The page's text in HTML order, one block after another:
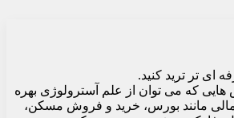
ای تر ترید کنید.
که می توان از علم آسترولوژی بهره
مالی مانند بورس، خرید و فروش مسکن،